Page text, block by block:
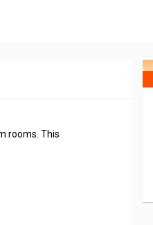
rooms. This